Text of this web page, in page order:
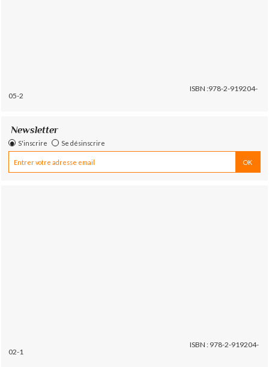
ISBN :978-2-919204-
05-2
Newsletter
S'inscrire Se désinscrire
ISBN : 978-2-919204-
02-1